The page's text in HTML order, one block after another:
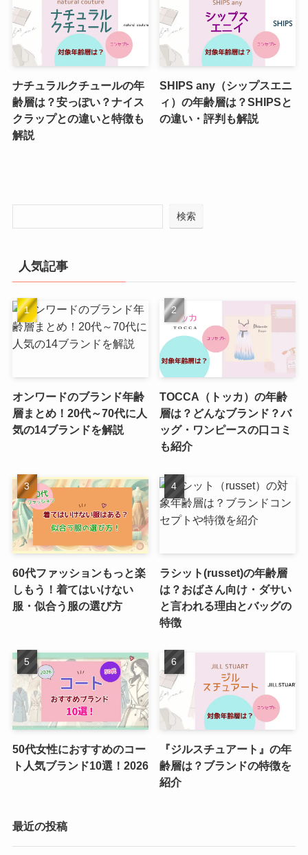
ナチュラルクチュールの年
齢層は？安っぽい？ナイス
クラップとの違いと特徴も
解説
SHIPS any（シップスエニ
ィ）の年齢層は？SHIPSと
の違い・評判も解説
検索
人気記事
オンワードのブランド年齢
層まとめ！20代～70代に人
気の14ブランドを解説
TOCCA（トッカ）の年齢
層は？どんなブランド？バ
ッグ・ワンピースの口コミ
も紹介
60代ファッションもっと楽
しもう！着てはいけない
服・似合う服の選び方
ラシット(russet)の年齢層
は？おばさん向け・ダサい
と言われる理由とバッグの
特徴
50代女性におすすめのコー
ト人気ブランド10選！2026
『ジルスチュアート』の年
齢層は？ブランドの特徴を
紹介
最近の投稿